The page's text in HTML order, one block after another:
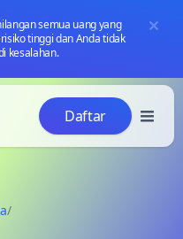
semua uang yang
tinggi dan Anda tidak
kesalahan.
Daftar
/